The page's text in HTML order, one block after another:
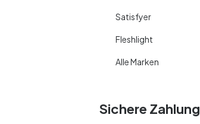
Satisfyer
Fleshlight
Alle Marken
Sichere Zahlung